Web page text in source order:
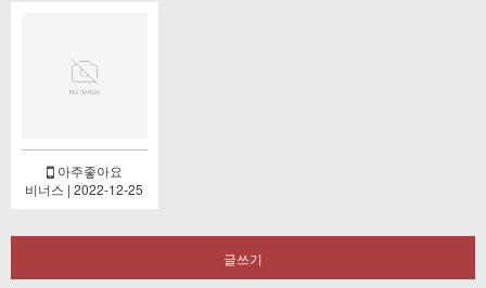
아주좋아요
비너스 | 2022-12-25
글쓰기